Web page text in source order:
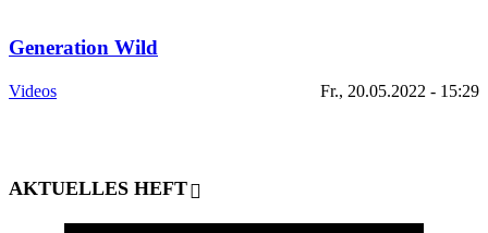
Generation Wild
Videos Fr., 20.05.2022 - 15:29
AKTUELLES HEFT